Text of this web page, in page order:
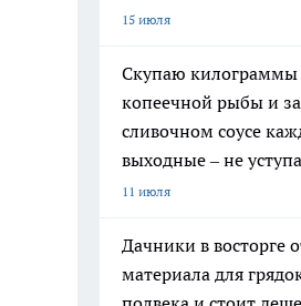
15 июля
Скупаю килограммы
копеечной рыбы и
сливочном соусе
выходные – не
11 июля
Дачники в восторге
материала для